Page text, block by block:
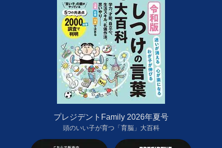
プレジデントFamily 2026年夏号
頭のいい子が育つ「育脳」大百科